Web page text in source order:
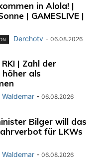
in Alola! |
| GAMESLIVE |
Derchotv - 06.08.2026
| Zahl der
als
Waldemar - 06.08.2026
Bilger will das
für LKWs
Waldemar - 06.08.2026